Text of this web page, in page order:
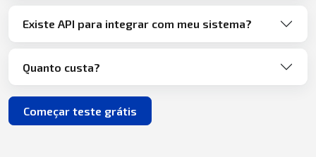
Existe API para integrar com meu sistema?
Quanto custa?
Começar teste grátis